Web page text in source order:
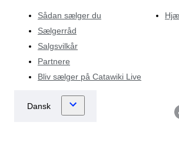
Sådan sælger du
Sælgerråd
Salgsvilkår
Partnere
Bliv sælger på Catawiki Live